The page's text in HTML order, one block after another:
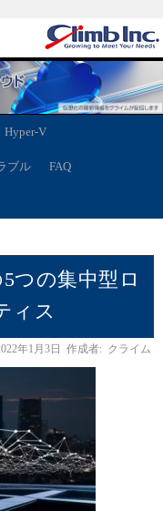
Hyper-V
ブル FAQ
つの集中型ロ
ィス
年1月3日 作成者: クライム